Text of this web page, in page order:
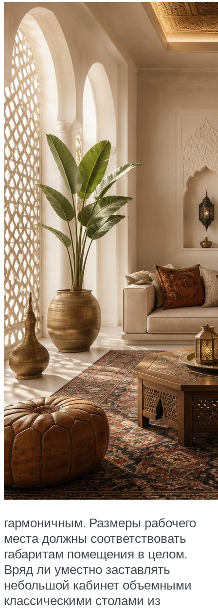
гармоничным. Размеры рабочего
места должны соответствовать
габаритам помещения в целом.
Вряд ли уместно заставлять
небольшой кабинет объемными
классическими столами из